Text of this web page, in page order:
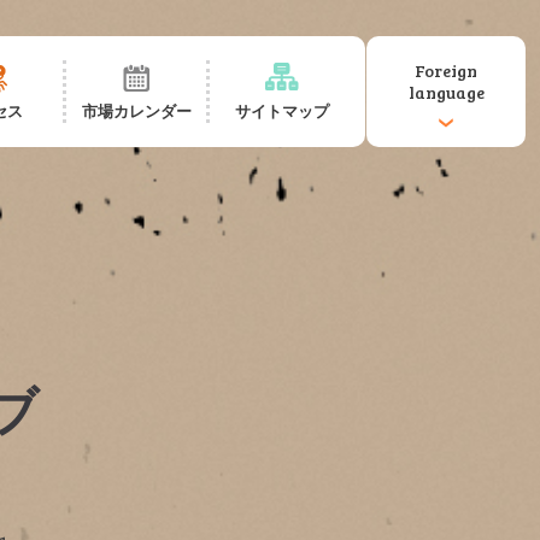
ス 市場カレンダー サイトマップ
Foreign
language